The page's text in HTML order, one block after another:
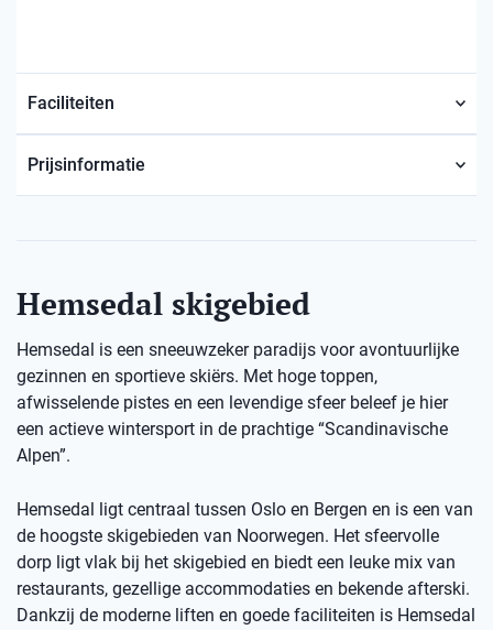
Faciliteiten
Prijsinformatie
Hemsedal skigebied
Hemsedal is een sneeuwzeker paradijs voor avontuurlijke
gezinnen en sportieve skiërs. Met hoge toppen,
afwisselende pistes en een levendige sfeer beleef je hier
een actieve wintersport in de prachtige “Scandinavische
Alpen”.
Hemsedal ligt centraal tussen Oslo en Bergen en is een van
de hoogste skigebieden van Noorwegen. Het sfeervolle
dorp ligt vlak bij het skigebied en biedt een leuke mix van
restaurants, gezellige accommodaties en bekende afterski.
Dankzij de moderne liften en goede faciliteiten is Hemsedal